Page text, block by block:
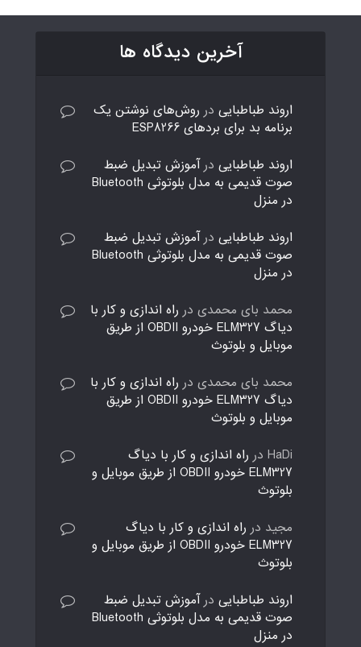
آخرین دیدگاه ها
اروند طباطبایی در روش‌های نوشتن یک
برنامه بد برای بردهای ESP8266
اروند طباطبایی در آموزش تبدیل ضبط
صوت قدیمی به مدل بلوتوثی Bluetooth
در منزل
اروند طباطبایی در آموزش تبدیل ضبط
صوت قدیمی به مدل بلوتوثی Bluetooth
در منزل
محمد بای محمدی در راه اندازی و کار با
دیاگ ELM327 خودرو OBDII از طریق
موبایل و بلوتوث
محمد بای محمدی در راه اندازی و کار با
دیاگ ELM327 خودرو OBDII از طریق
موبایل و بلوتوث
HaDi در راه اندازی و کار با دیاگ
ELM327 خودرو OBDII از طریق موبایل و
بلوتوث
مجید در راه اندازی و کار با دیاگ
ELM327 خودرو OBDII از طریق موبایل و
بلوتوث
اروند طباطبایی در آموزش تبدیل ضبط
صوت قدیمی به مدل بلوتوثی Bluetooth
در منزل